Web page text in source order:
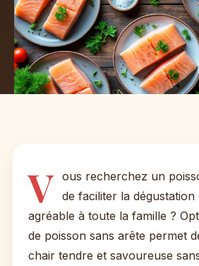
V ous recherchez un
de faciliter la dégustation
agréable à toute la famille ?
de poisson sans arête permet
chair tendre et savoureuse